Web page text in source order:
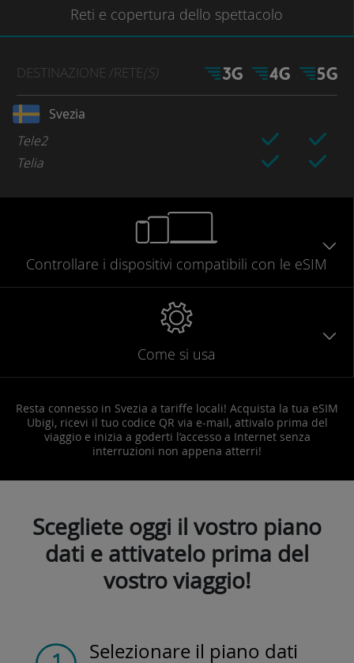
Reti e copertura dello spettacolo
DESTINAZIONE /RETE(S)
Svezia
Tele2
Telia
Controllare i dispositivi compatibili con le eSIM
Come si usa
Resta connesso in Svezia a tariffe locali! Acquista la tua eSIM
Ubigi, ricevi il tuo codice QR via e-mail, attivalo prima del
viaggio e inizia a goderti l’accesso a Internet senza
interruzioni non appena atterri!
Scegliete oggi il vostro piano
dati e attivatelo prima del
vostro viaggio!
Selezionare il piano dati